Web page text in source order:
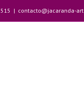
| contacto@jacaranda-